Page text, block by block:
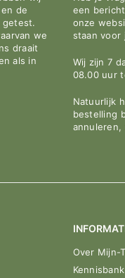
de
getest.
we
draait
als in
een
onze
staan voor
Wij zijn 7
08.00 uur
Natuurlijk
bestelling
annuleren,
Over Mijn-
Kennisbank